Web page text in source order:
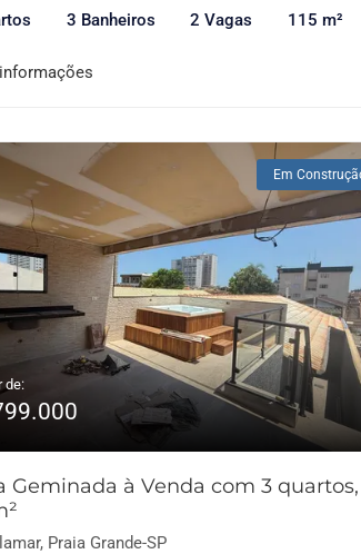
3 Banheiros 2 Vagas 115 m²
Em
de:
Geminada à Venda com 3 quartos,
Praia Grande-SP